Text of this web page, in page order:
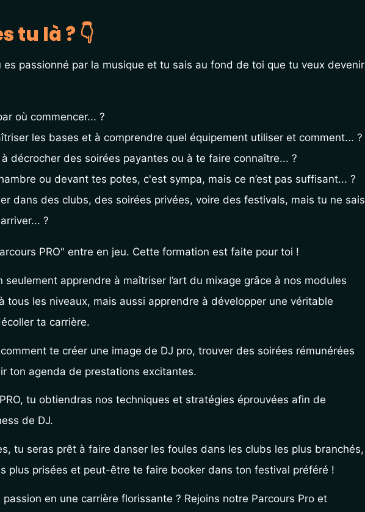
tu là ? 👇
es passionné par la musique et tu sais au fond de toi que tu veux devenir
où commencer... ?
les bases et à comprendre quel équipement utiliser et comment... ?
à décrocher des soirées payantes ou à te faire connaître... ?
ou devant tes potes, c'est sympa, mais ce n’est pas suffisant... ?
dans des clubs, des soirées privées, voire des festivals, mais tu ne sais
?
PRO" entre en jeu. Cette formation est faite pour toi !
seulement apprendre à maîtriser l’art du mixage grâce à nos modules
tous les niveaux, mais aussi apprendre à développer une véritable
ta carrière.
comment te créer une image de DJ pro, trouver des soirées rémunérées
ton agenda de prestations excitantes.
tu obtiendras nos techniques et stratégies éprouvées afin de
de DJ.
tu seras prêt à faire danser les foules dans les clubs les plus branchés,
plus prisées et peut-être te faire booker dans ton festival préféré !
en une carrière florissante ? Rejoins notre Parcours Pro et